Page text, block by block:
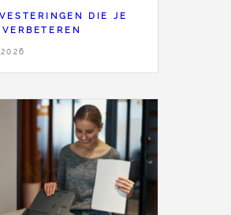
DIE JE